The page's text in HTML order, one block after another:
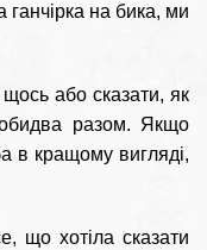
ганчірка на бика, ми
або сказати, як
разом. Якщо
в кращому вигляді,
що хотіла сказати